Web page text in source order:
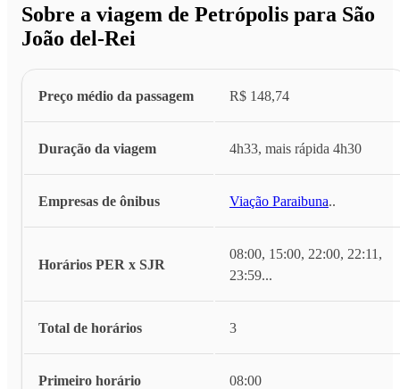
Sobre a viagem de Petrópolis para São
João del-Rei
Preço médio da passagem R$ 148,74
Duração da viagem 4h33, mais rápida 4h30
Empresas de ônibus Viação Paraibuna...
Horários PER x SJR
08:00, 15:00, 22:00, 22:11,
23:59...
Total de horários 3
Primeiro horário 08:00